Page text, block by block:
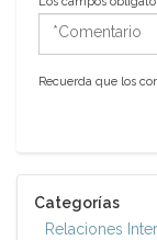
*Comentario
Recuerda que los
Categorías
Relaciones